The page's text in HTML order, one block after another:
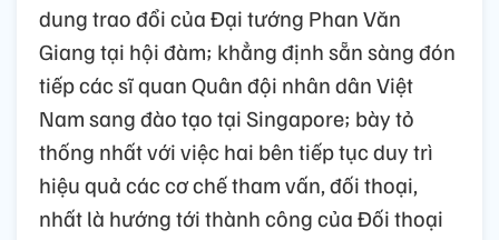
dung trao đổi của Đại tướng Phan Văn
Giang tại hội đàm; khẳng định sẵn sàng đón
tiếp các sĩ quan Quân đội nhân dân Việt
Nam sang đào tạo tại Singapore; bày tỏ
thống nhất với việc hai bên tiếp tục duy trì
hiệu quả các cơ chế tham vấn, đối thoại,
nhất là hướng tới thành công của Đối thoại